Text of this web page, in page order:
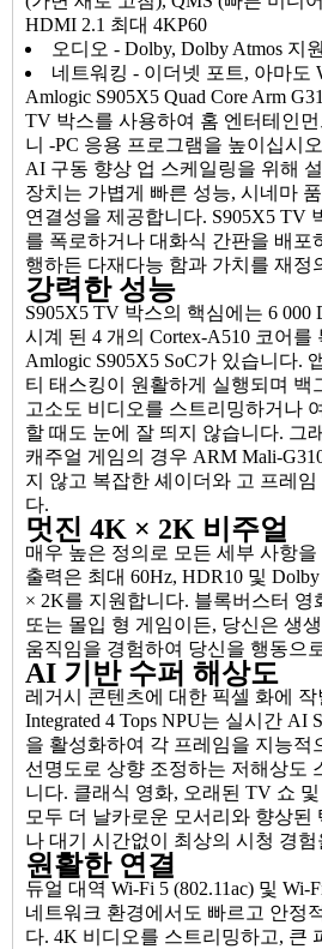
HDMI 2.1 최대 4KP60
오디오 - Dolby, Dolby Atmos 지원
네트워킹 - 이더넷 포트, 아마도
Amlogic S905X5 Quad Core Arm
TV 박스를 사용하여 홈 엔터테인먼
니 -PC 응용 프로그램을 높이십시
AI 구동 향상 업 스케일링을 위해
장치는 가볍게 빠른 성능, 시네마
연결성을 제공합니다. S905X5 TV
를 폭로하거나 대화식 간판을 배포
행하든 다재다능 함과 가치를 재정
강력한 성능
S905X5 TV 박스의 핵심에는 6 000
시계 된 4 개의 Cortex-A510 코어를
Amlogic S905X5 SoC가 있습니다.
티 태스킹이 원활하게 실행되며 백
고소도 비디오를 스트리밍하거나
할 때도 눈에 잘 띄지 않습니다. 그
캐주얼 게임의 경우 ARM Mali-
지 않고 복잡한 셰이더와 고 프레임
다.
멋진 4K × 2K 비주얼
매우 높은 정의로 모든 세부 사항
출력은 최대 60Hz, HDR10 및
× 2K를 지원합니다. 블록버스터 영
또는 몰입 형 게임이든, 당신은 생
움직임을 경험하여 당신을 행동으
AI 기반 수퍼 해상도
레거시 콘텐츠에 대한 픽셀 화에
Integrated 4 Tops NPU는 실시간 AI
을 활성화하여 각 프레임을 지능적
선명도로 상향 조정하는 저해상도
니다. 클래식 영화, 오래된 TV 쇼
모두 더 날카로운 모서리와 향상된
나 대기 시간없이 최상의 시청 경
원활한 연결
듀얼 대역 Wi-Fi 5 (802.11ac) 및 Wi-
네트워크 환경에서도 빠르고 안정
다. 4K 비디오를 스트리밍하고, 큰